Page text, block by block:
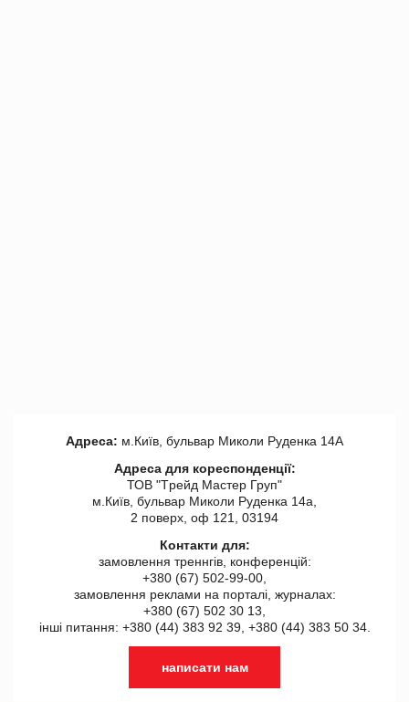
Адреса: м.Київ, бульвар Миколи Руденка 14А
Адреса для кореспонденції:
ТОВ "Tрейд Мастер Груп"
м.Київ, бульвар Миколи Руденка 14а,
2 поверх, оф 121, 03194
Контакти для:
замовлення треннгів, конференцій:
+380 (67) 502-99-00,
замовлення реклами на порталі, журналах:
+380 (67) 502 30 13,
інші питання: +380 (44) 383 92 39, +380 (44) 383 50 34.
написати нам